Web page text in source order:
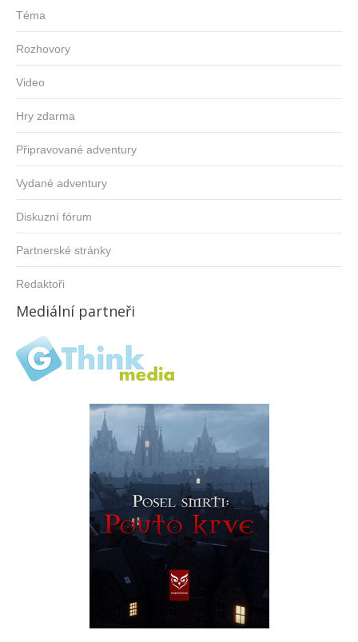
Téma
Rozhovory
Video
Hry zdarma
Připravované adventury
Vydané adventury
Diskuzní fórum
Partnerské stránky
Redaktoři
Mediální partneři